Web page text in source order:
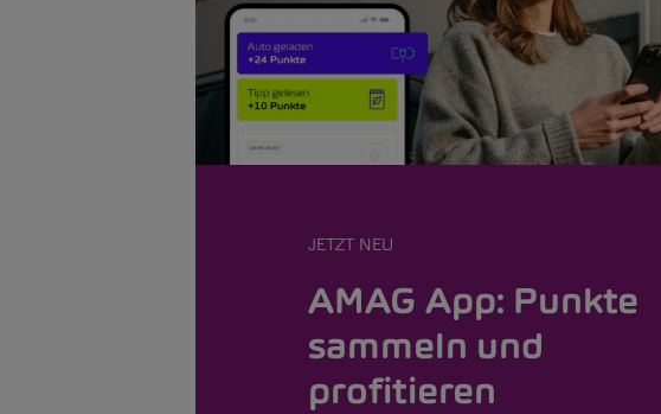
JETZT NEU
AMAG App: Punkte
sammeln und
profitieren